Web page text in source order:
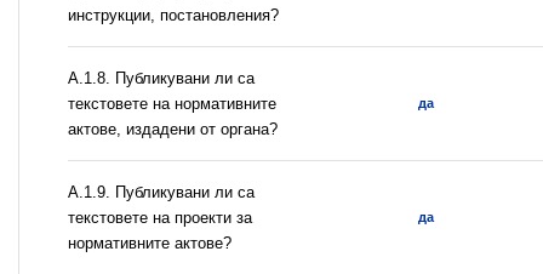
инструкции, постановления?
А.1.8. Публикувани ли са
текстовете на нормативните
актове, издадени от органа?
да
А.1.9. Публикувани ли са
текстовете на проекти за
нормативните актове?
да